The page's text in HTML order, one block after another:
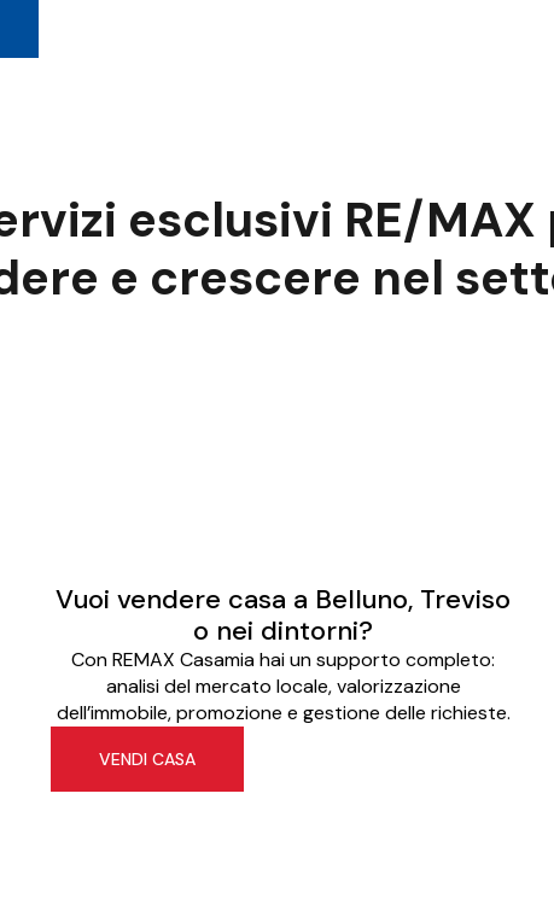
esclusivi RE/MAX
e crescere nel
Vuoi vendere casa a Belluno, Treviso
o nei dintorni?
Con REMAX Casamia hai un supporto completo:
analisi del mercato locale, valorizzazione
dell’immobile, promozione e gestione delle richieste.
VENDI CASA